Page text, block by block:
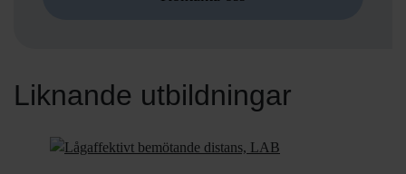
Liknande utbildningar